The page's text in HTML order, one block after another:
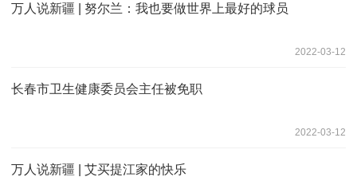
万人说新疆 | 努尔兰：我也要做世界上最好的球员
2022-03-12
长春市卫生健康委员会主任被免职
2022-03-12
万人说新疆 | 艾买提江家的快乐